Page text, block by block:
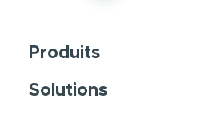
Produits
Solutions